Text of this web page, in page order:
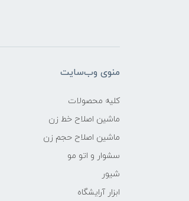
منوی وب‌سایت
کلیه محصولات
ماشین اصلاح خط زن
ماشین اصلاح حجم زن
سشوار و اتو مو
شیور
ابزار آرایشگاه